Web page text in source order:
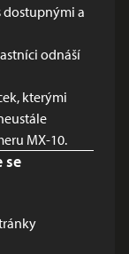
a
odnáší
kterými
MX-10.
se